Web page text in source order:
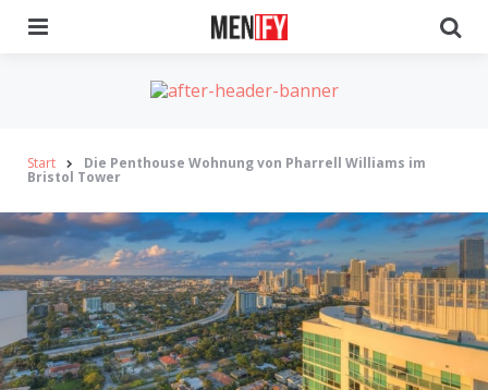
Start Die Penthouse Wohnung von Pharrell Williams im
Bristol Tower